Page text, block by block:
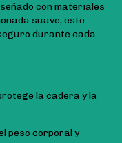
con materiales
suave, este
durante cada
la cadera y la
peso corporal y